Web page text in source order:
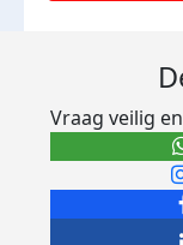
Vraag veilig